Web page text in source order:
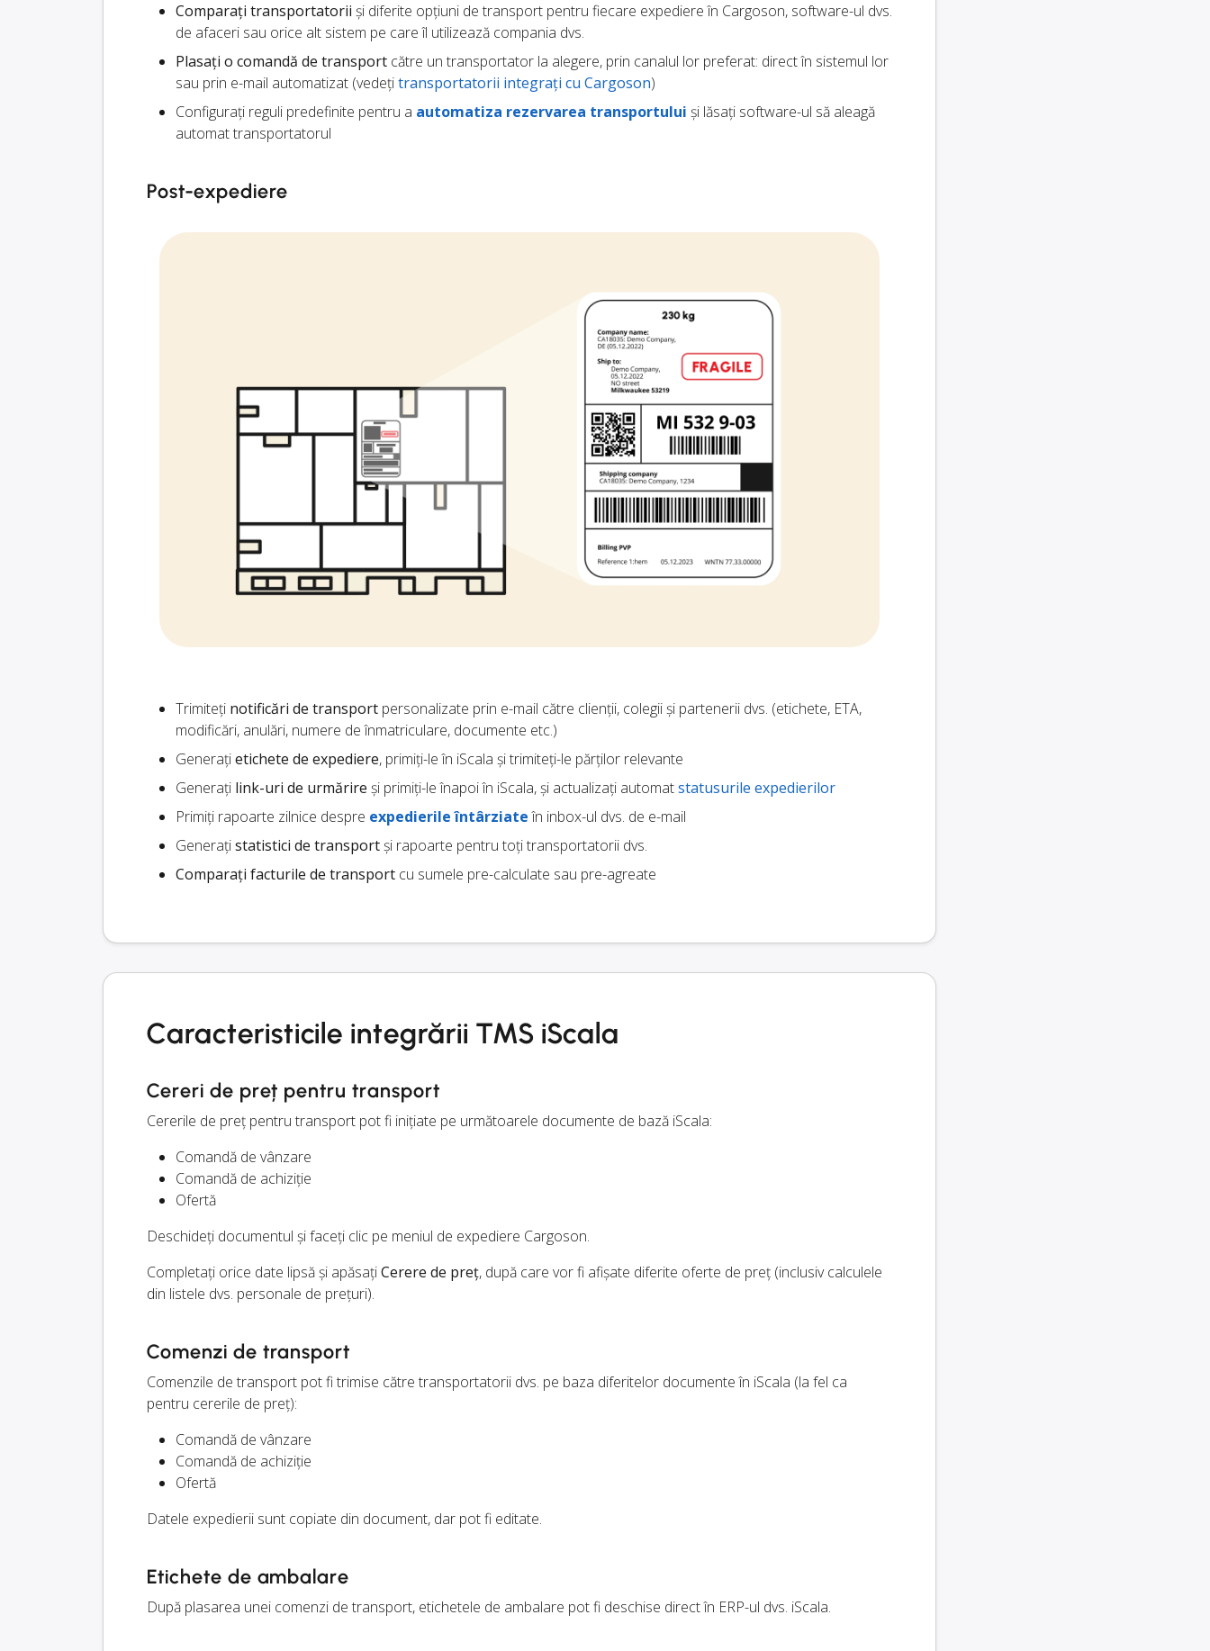
Comparați transportatorii și diferite opțiuni de transport pentru fiecare expediere în Cargoson, software-ul dvs.
de afaceri sau orice alt sistem pe care îl utilizează compania dvs.
Plasați o comandă de transport către un transportator la alegere, prin canalul lor preferat: direct în sistemul lor
sau prin e-mail automatizat (vedețitransportatorii integrați cu Cargoson)
Configurați reguli predefinite pentru a automatiza rezervarea transportului și lăsați software-ul să aleagă
automat transportatorul
Post-expediere
Trimiteți notificări de transport personalizate prin e-mail către clienții, colegii și partenerii dvs. (etichete, ETA,
modificări, anulări, numere de înmatriculare, documente etc.)
Generațietichete de expediere, primiți-le în iScala și trimiteți-le părților relevante
Generați link-uri de urmărire și primiți-le înapoi în iScala, și actualizați automatstatusurile expedierilor
Primiți rapoarte zilnice despre expedierile întârziateîn inbox-ul dvs. de e-mail
Generațistatistici de transportși rapoarte pentru toți transportatorii dvs.
Comparați facturile de transport cu sumele pre-calculate sau pre-agreate
Caracteristicile integrării TMS iScala
Cereri de preț pentru transport
Cererile de preț pentru transport pot fi inițiate pe următoarele documente de bază iScala:
Comandă de vânzare
Comandă de achiziție
Ofertă
Deschideți documentul și faceți clic pe meniul de expediere Cargoson.
Completați orice date lipsă și apăsațiCerere de preț, după care vor fi afișate diferite oferte de preț (inclusiv calculele
din listele dvs. personale de prețuri).
Comenzi de transport
Comenzile de transport pot fi trimise către transportatorii dvs. pe baza diferitelor documente în iScala (la fel ca
pentru cererile de preț):
Comandă de vânzare
Comandă de achiziție
Ofertă
Datele expedierii sunt copiate din document, dar pot fi editate.
Etichete de ambalare
După plasarea unei comenzi de transport, etichetele de ambalare pot fi deschise direct în ERP-ul dvs. iScala.